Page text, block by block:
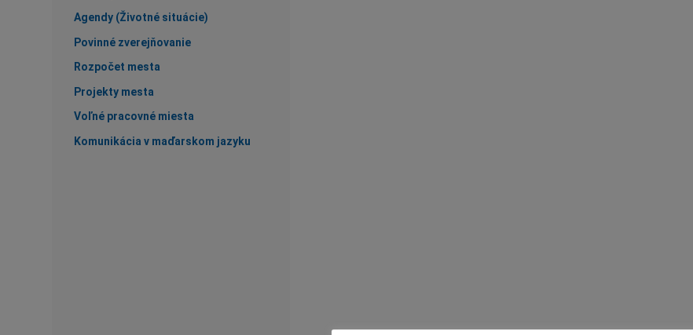
Agendy (Životné situácie)
Povinné zverejňovanie
Rozpočet mesta
Projekty mesta
Voľné pracovné miesta
Komunikácia v maďarskom jazyku